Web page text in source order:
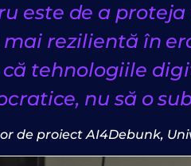
este de a
rezilientă în
tehnologiile
nu să o
de proiect AI4Debunk,